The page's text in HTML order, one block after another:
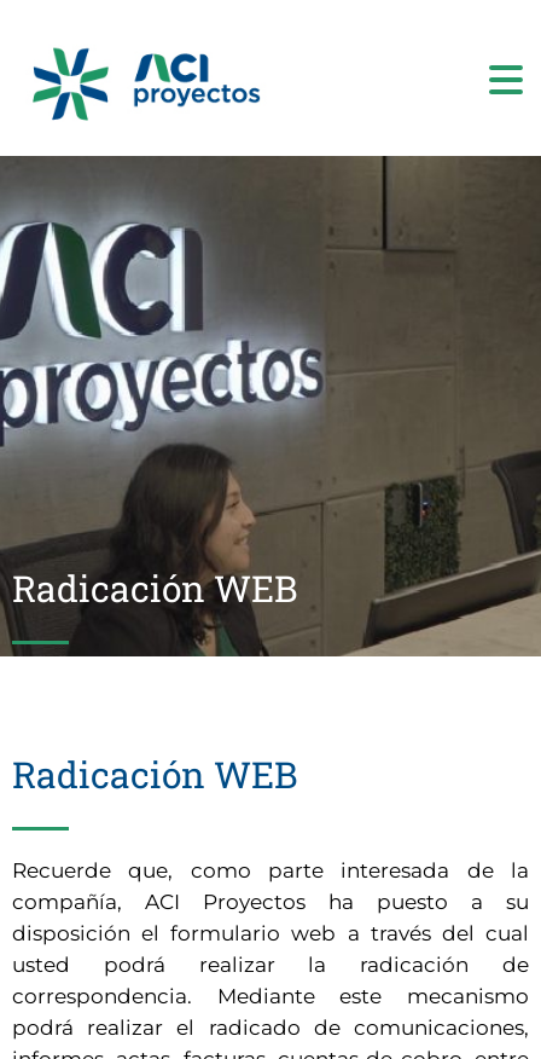
Radicación WEB
Radicación WEB
Recuerde que, como parte interesada de la
compañía, ACI Proyectos ha puesto a su
disposición el formulario web a través del cual
usted podrá realizar la radicación de
correspondencia. Mediante este mecanismo
podrá realizar el radicado de comunicaciones,